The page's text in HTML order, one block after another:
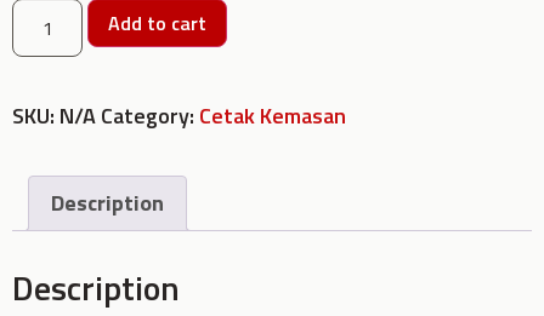
Add to cart
SKU: N/ACategory: Cetak Kemasan
Description
Description